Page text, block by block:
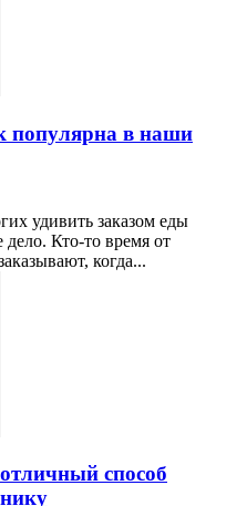
популярна в наши
удивить заказом еды
Кто-то время от
когда...
способ